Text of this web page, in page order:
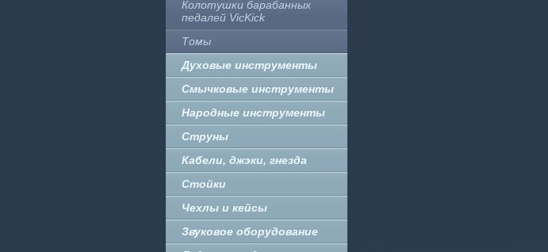
Колотушки барабанных
педалей VicKick
Томы
Духовые инструменты
Смычковые инструменты
Народные инструменты
Струны
Кабели, джэки, гнезда
Стойки
Чехлы и кейсы
Звуковое оборудование